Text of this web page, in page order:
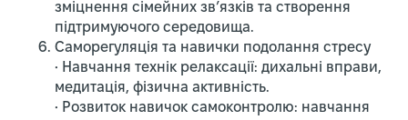
зміцнення сімейних зв’язків та створення
підтримуючого середовища.
Саморегуляція та навички подолання стресу
• Навчання технік релаксації: дихальні вправи,
медитація, фізична активність.
• Розвиток навичок самоконтролю: навчання